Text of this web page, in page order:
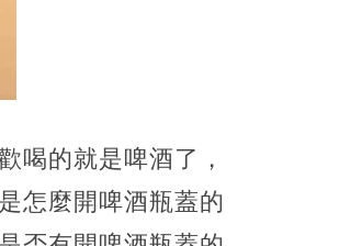
喝的就是啤酒了，
怎麼開啤酒瓶蓋的